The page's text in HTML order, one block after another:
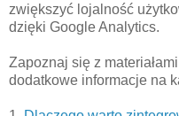
zwiększyć lojalność
dzięki Google Analytics.
Zapoznaj się z
dodatkowe informacje na